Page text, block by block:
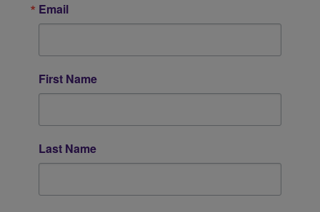
Email
First Name
Last Name